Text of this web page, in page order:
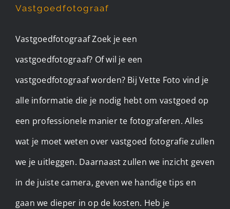
Vastgoedfotograaf
Vastgoedfotograaf Zoek je een
vastgoedfotograaf? Of wil je een
vastgoedfotograaf worden? Bij Vette Foto vind je
alle informatie die je nodig hebt om vastgoed op
een professionele manier te fotograferen. Alles
wat je moet weten over vastgoed fotografie zullen
we je uitleggen. Daarnaast zullen we inzicht geven
in de juiste camera, geven we handige tips en
gaan we dieper in op de kosten. Heb je